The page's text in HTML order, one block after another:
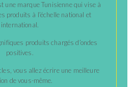
une marque Tunisienne qui vise à
produits à l’échelle national et
international.
produits chargés d’ondes
positives.
vous allez écrire une meilleure
de vous-même.